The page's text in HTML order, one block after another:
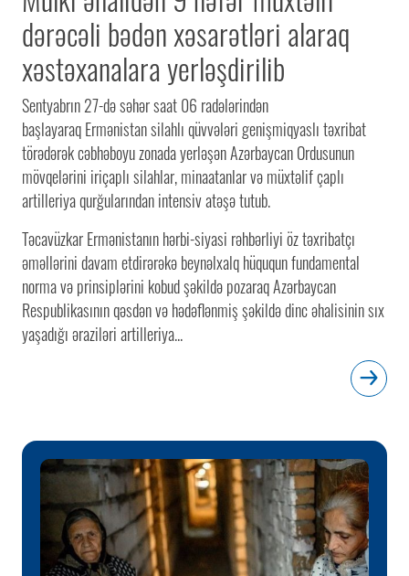
dərəcəli bədən xəsarətləri alaraq
xəstəxanalara yerləşdirilib
Sentyabrın 27-də səhər saat 06 radələrindən
başlayaraq Ermənistan silahlı qüvvələri genişmiqyaslı təxribat
törədərək cəbhəboyu zonada yerləşən Azərbaycan Ordusunun
mövqelərini iriçaplı silahlar, minaatanlar və müxtəlif çaplı
artilleriya qurğularından intensiv atəşə tutub.
Təcavüzkar Ermənistanın hərbi-siyasi rəhbərliyi öz təxribatçı
əməllərini davam etdirərəkə beynəlxalq hüququn fundamental
norma və prinsiplərini kobud şəkildə pozaraq Azərbaycan
Respublikasının qəsdən və hədəflənmiş şəkildə dinc əhalisinin sıx
yaşadığı əraziləri artilleriya...